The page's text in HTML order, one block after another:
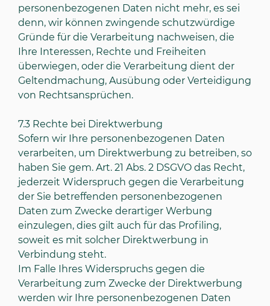
personenbezogenen Daten nicht mehr, es sei
denn, wir können zwingende schutzwürdige
Gründe für die Verarbeitung nachweisen, die
Ihre Interessen, Rechte und Freiheiten
überwiegen, oder die Verarbeitung dient der
Geltendmachung, Ausübung oder Verteidigung
von Rechtsansprüchen.
7.3 Rechte bei Direktwerbung
Sofern wir Ihre personenbezogenen Daten
verarbeiten, um Direktwerbung zu betreiben, so
haben Sie gem. Art. 21 Abs. 2 DSGVO das Recht,
jederzeit Widerspruch gegen die Verarbeitung
der Sie betreffenden personenbezogenen
Daten zum Zwecke derartiger Werbung
einzulegen, dies gilt auch für das Profiling,
soweit es mit solcher Direktwerbung in
Verbindung steht.
Im Falle Ihres Widerspruchs gegen die
Verarbeitung zum Zwecke der Direktwerbung
werden wir Ihre personenbezogenen Daten